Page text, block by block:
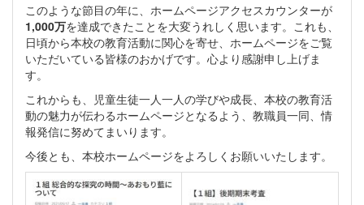
このような節目の年に、ホームページアクセスカウンターが
1,000万を達成できたことを大変うれしく思います。これも、
日頃から本校の教育活動に関心を寄せ、ホームページをご覧
いただいている皆様のおかげです。心より感謝申し上げま
す。
これからも、児童生徒一人一人の学びや成長、本校の教育活
動の魅力が伝わるホームページとなるよう、教職員一同、情
報発信に努めてまいります。
今後とも、本校ホームページをよろしくお願いいたします。